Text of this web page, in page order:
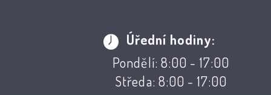
Úřední hodiny:
Pondělí: 8:00 - 17:00
Středa: 8:00 - 17:00